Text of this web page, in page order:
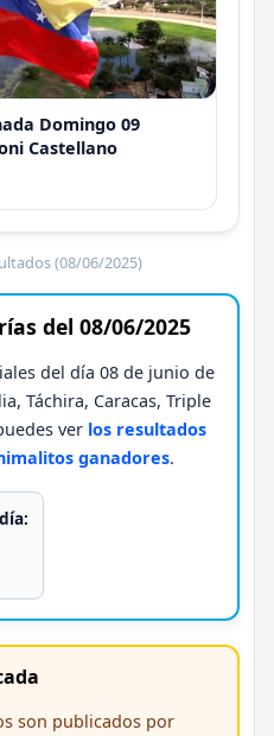
Domingo 09
Castellano
(08/06/2025)
del 08/06/2025
del día 08 de junio de
Táchira, Caracas, Triple
ver los resultados
ganadores.
son publicados por